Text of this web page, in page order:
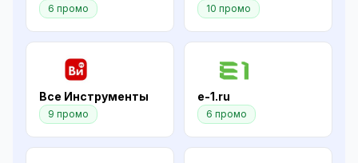
6 промо 10 промо
Все Инструменты
9 промо
e-1.ru
6 промо